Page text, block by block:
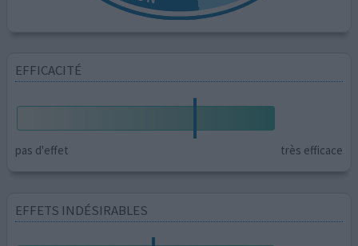
EFFICACITÉ
pas d'effet très efficace
EFFETS INDÉSIRABLES